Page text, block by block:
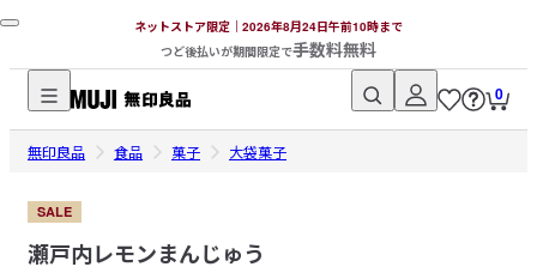
ネットストア限定｜2026年8月24日午前10時まで
つど後払いが期間限定で手数料無料
無
印
品
ネ
0
無印良品 食品 菓子 大袋菓子
SALE
瀬戸内レモンまんじゅう